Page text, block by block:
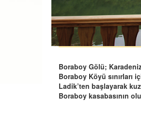
Boraboy Gölü;
Boraboy Köyü sınırları
Ladik’ten başlayarak
Boraboy kasabasının